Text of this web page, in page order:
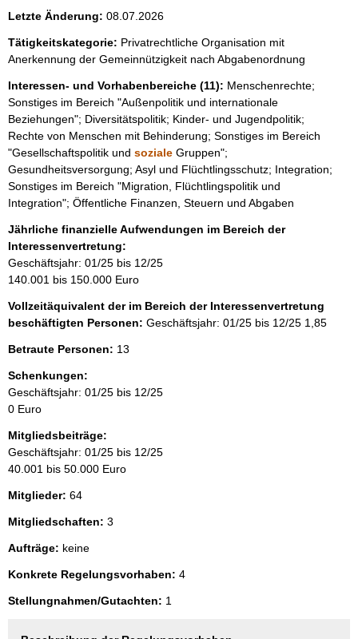
Letzte Änderung: 08.07.2026
Tätigkeitskategorie: Privatrechtliche Organisation mit
Anerkennung der Gemeinnützigkeit nach Abgabenordnung
Interessen- und Vorhabenbereiche (11): Menschenrechte;
Sonstiges im Bereich "Außenpolitik und internationale
Beziehungen"; Diversitätspolitik; Kinder- und Jugendpolitik;
Rechte von Menschen mit Behinderung; Sonstiges im Bereich
"Gesellschaftspolitik und soziale Gruppen";
Gesundheitsversorgung; Asyl und Flüchtlingsschutz; Integration;
Sonstiges im Bereich "Migration, Flüchtlingspolitik und
Integration"; Öffentliche Finanzen, Steuern und Abgaben
Jährliche finanzielle Aufwendungen im Bereich der
Interessenvertretung:
Geschäftsjahr: 01/25 bis 12/25
140.001 bis 150.000 Euro
Vollzeitäquivalent der im Bereich der Interessenvertretung
beschäftigten Personen: Geschäftsjahr: 01/25 bis 12/25 1,85
Betraute Personen: 13
Schenkungen:
Geschäftsjahr: 01/25 bis 12/25
0 Euro
Mitgliedsbeiträge:
Geschäftsjahr: 01/25 bis 12/25
40.001 bis 50.000 Euro
Mitglieder: 64
Mitgliedschaften: 3
Aufträge: keine
Konkrete Regelungsvorhaben: 4
Stellungnahmen/Gutachten: 1